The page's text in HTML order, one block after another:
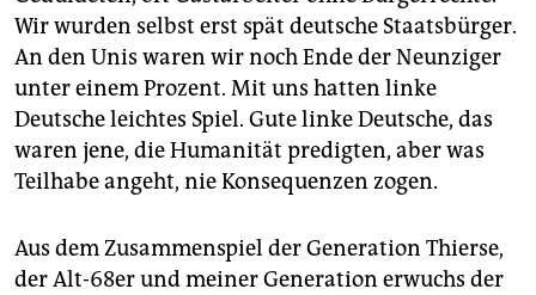
Wir wurden selbst erst spät deutsche Staatsbürger.
An den Unis waren wir noch Ende der Neunziger
unter einem Prozent. Mit uns hatten linke
Deutsche leichtes Spiel. Gute linke Deutsche, das
waren jene, die Humanität predigten, aber was
Teilhabe angeht, nie Konsequenzen zogen.
Aus dem Zusammenspiel der Generation Thierse,
der Alt-68er und meiner Generation erwuchs der